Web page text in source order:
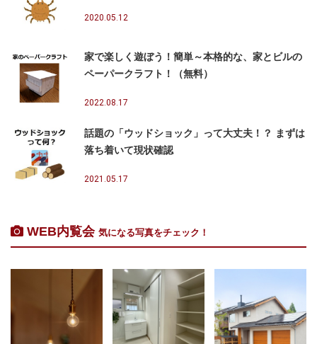
2020.05.12
家で楽しく遊ぼう！簡単～本格的な、家とビルの
ペーパークラフト！（無料）
2022.08.17
話題の「ウッドショック」って大丈夫！？ まずは
落ち着いて現状確認
2021.05.17
WEB内覧会 気になる写真をチェック！